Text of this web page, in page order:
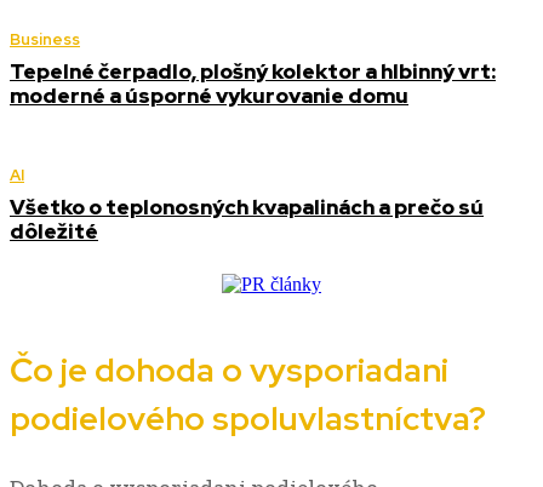
Business
Tepelné čerpadlo, plošný kolektor a hlbinný vrt:
moderné a úsporné vykurovanie domu
AI
Všetko o teplonosných kvapalinách a prečo sú
dôležité
Čo je dohoda o vysporiadani
podielového spoluvlastníctva?